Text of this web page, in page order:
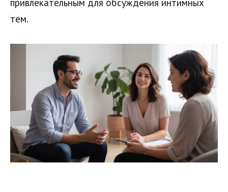
привлекательным для обсуждения интимных
тем.